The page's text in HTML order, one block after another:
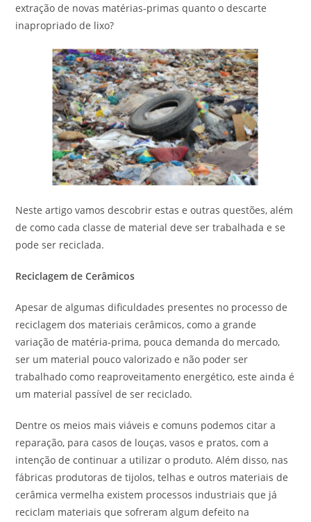
extração de novas matérias-primas quanto o descarte
inapropriado de lixo?
Neste artigo vamos descobrir estas e outras questões, além
de como cada classe de material deve ser trabalhada e se
pode ser reciclada.
Reciclagem de Cerâmicos
Apesar de algumas dificuldades presentes no processo de
reciclagem dos materiais cerâmicos, como a grande
variação de matéria-prima, pouca demanda do mercado,
ser um material pouco valorizado e não poder ser
trabalhado como reaproveitamento energético, este ainda é
um material passível de ser reciclado.
Dentre os meios mais viáveis e comuns podemos citar a
reparação, para casos de louças, vasos e pratos, com a
intenção de continuar a utilizar o produto. Além disso, nas
fábricas produtoras de tijolos, telhas e outros materiais de
cerâmica vermelha existem processos industriais que já
reciclam materiais que sofreram algum defeito na